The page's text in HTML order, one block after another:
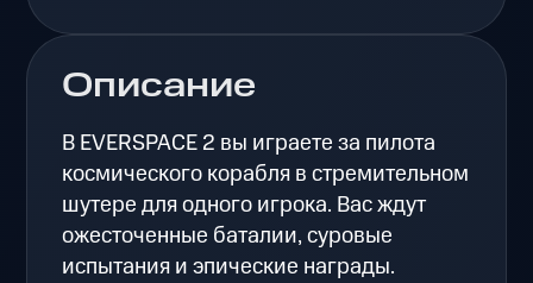
Описание
В EVERSPACE 2 вы играете за пилота
космического корабля в стремительном
шутере для одного игрока. Вас ждут
ожесточенные баталии, суровые
испытания и эпические награды.